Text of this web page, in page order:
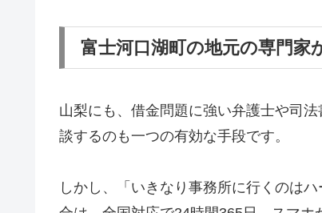
富士河口湖町の地元の専門家
山梨にも、借金問題に強い弁護士や司
談するのも一つの有効な手段です。
しかし、「いきなり事務所に行くのは